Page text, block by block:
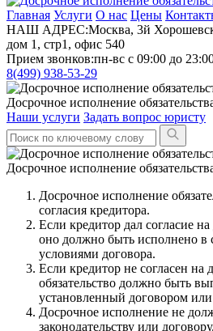
Главная Услуги О нас Цены
НАШ АДРЕС:Москва, 3й
дом 1, стр1, офис 540
Прием звонков:пн-вс с 09:00 до
8(499) 938-53-29
Досрочное исполнение
Наши услуги Задать вопрос юристу
Досрочное исполнение
Досрочное исполнение
согласия кредитора.
Если кредитор дал согласие
оно должно быть исполнено в
условиями договора.
Если кредитор не согласен на
обязательство должно быть
установленный договором или
Досрочное исполнение не
законодательству или договору.